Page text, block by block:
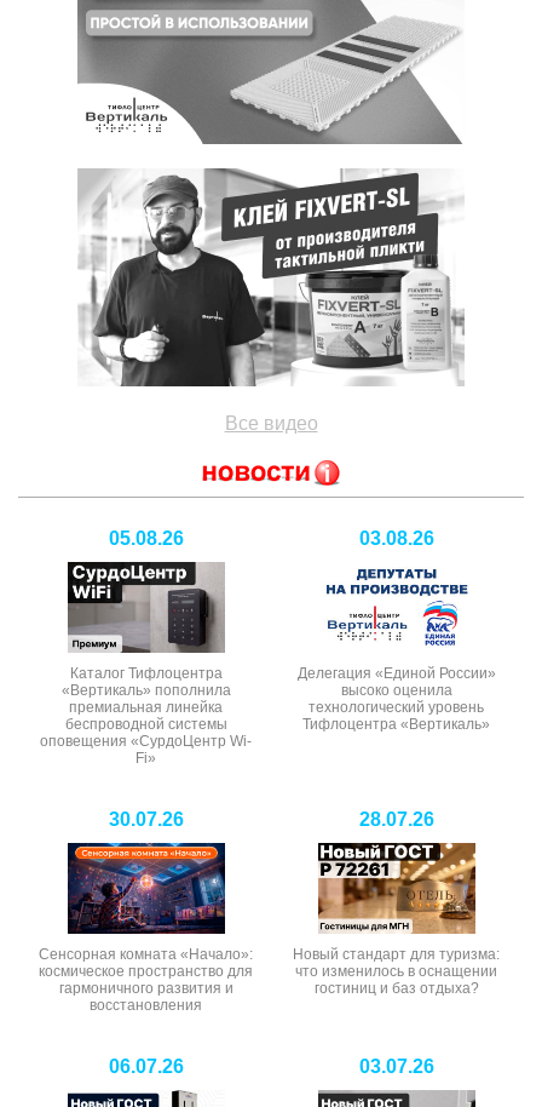
Все видео
05.08.26
Каталог Тифлоцентра
«Вертикаль» пополнила
премиальная линейка
беспроводной системы
оповещения «СурдоЦентр Wi-
Fi»
03.08.26
Делегация «Единой России»
высоко оценила
технологический уровень
Тифлоцентра «Вертикаль»
30.07.26
Сенсорная комната «Начало»:
космическое пространство для
гармоничного развития и
восстановления
28.07.26
Новый стандарт для туризма:
что изменилось в оснащении
гостиниц и баз отдыха?
06.07.26 03.07.26